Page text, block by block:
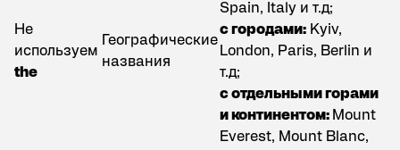
Не
используем
the
Географические
названия
Spain, Italy и т.д;
с городами: Kyiv,
London, Paris, Berlin и
т.д;
с отдельными горами
и континентом: Mount
Everest, Mount Blanc,